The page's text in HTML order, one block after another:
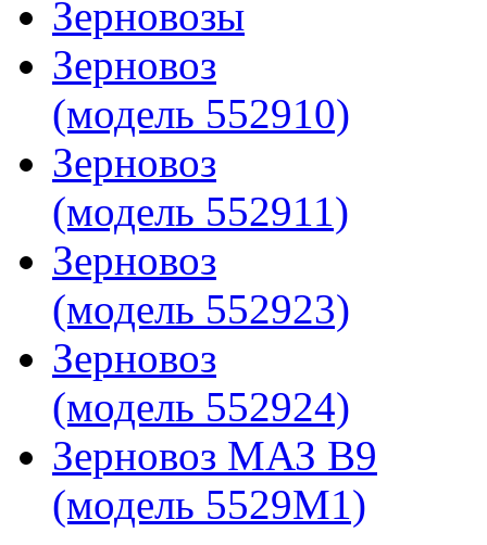
Зерновозы
Зерновоз
(модель 552910)
Зерновоз
(модель 552911)
Зерновоз
(модель 552923)
Зерновоз
(модель 552924)
Зерновоз МАЗ B9
(модель 5529M1)